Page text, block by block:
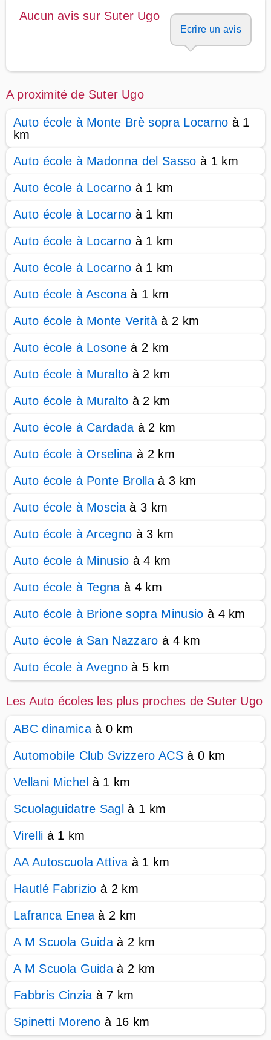
Aucun avis sur Suter Ugo
Ecrire un avis
A proximité de Suter Ugo
Auto école à Monte Brè sopra Locarno à 1
km
Auto école à Madonna del Sasso à 1 km
Auto école à Locarno à 1 km
Auto école à Locarno à 1 km
Auto école à Locarno à 1 km
Auto école à Locarno à 1 km
Auto école à Ascona à 1 km
Auto école à Monte Verità à 2 km
Auto école à Losone à 2 km
Auto école à Muralto à 2 km
Auto école à Muralto à 2 km
Auto école à Cardada à 2 km
Auto école à Orselina à 2 km
Auto école à Ponte Brolla à 3 km
Auto école à Moscia à 3 km
Auto école à Arcegno à 3 km
Auto école à Minusio à 4 km
Auto école à Tegna à 4 km
Auto école à Brione sopra Minusio à 4 km
Auto école à San Nazzaro à 4 km
Auto école à Avegno à 5 km
Les Auto écoles les plus proches de Suter Ugo
ABC dinamicaà 0 km
Automobile Club Svizzero ACSà 0 km
Vellani Michel à 1 km
Scuolaguidatre Sagl à 1 km
Virelli à 1 km
AA Autoscuola Attiva à 1 km
Hautlé Fabrizio à 2 km
Lafranca Enea à 2 km
A M Scuola Guida à 2 km
A M Scuola Guida à 2 km
Fabbris Cinzia à 7 km
Spinetti Moreno à 16 km